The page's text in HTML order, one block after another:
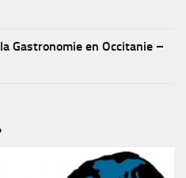
Gastronomie en Occitanie –